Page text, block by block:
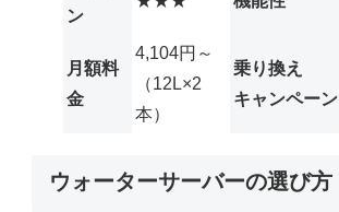
ン
月額料
金
4,104円～
（12L×2
本）
乗り換え
キャンペーン
ウォーターサーバーの選び方